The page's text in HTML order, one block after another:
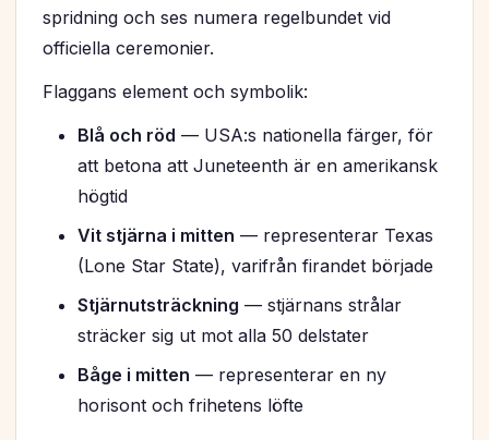
spridning och ses numera regelbundet vid
officiella ceremonier.
Flaggans element och symbolik:
Blå och röd — USA:s nationella färger, för
att betona att Juneteenth är en amerikansk
högtid
Vit stjärna i mitten — representerar Texas
(Lone Star State), varifrån firandet började
Stjärnutsträckning — stjärnans strålar
sträcker sig ut mot alla 50 delstater
Båge i mitten — representerar en ny
horisont och frihetens löfte